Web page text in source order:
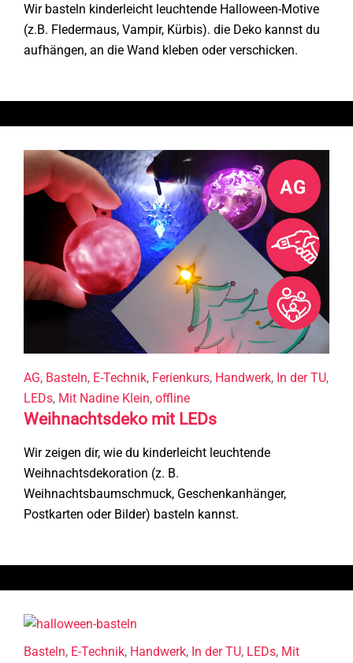
Wir basteln kinderleicht leuchtende Halloween-Motive
(z.B. Fledermaus, Vampir, Kürbis). die Deko kannst du
aufhängen, an die Wand kleben oder verschicken.
AG, Basteln, E-Technik, Ferienkurs, Handwerk, In der TU,
LEDs, Mit Nadine Klein, offline
Weihnachtsdeko mit LEDs
Wir zeigen dir, wie du kinderleicht leuchtende
Weihnachtsdekoration (z. B.
Weihnachtsbaumschmuck, Geschenkanhänger,
Postkarten oder Bilder) basteln kannst.
Basteln, E-Technik, Handwerk, In der TU, LEDs, Mit